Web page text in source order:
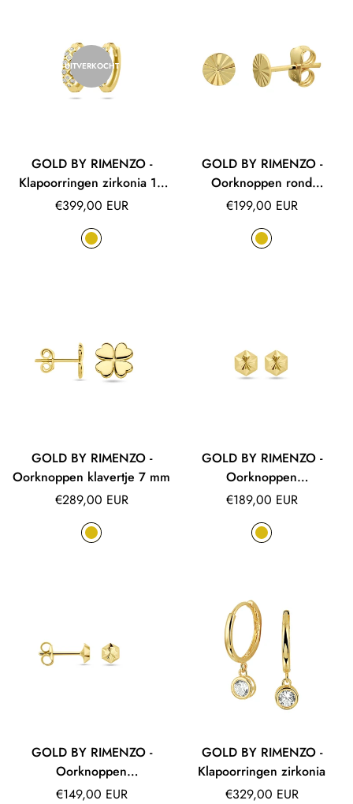
UITVERKOCHT
GOLD BY RIMENZO -
Klapoorringen zirkonia 14
mm
Normale
€399,00 EUR
GOLD BY RIMENZO -
Oorknoppen rond
gediamanteerd
Normale
€199,00 EUR
GOLD BY RIMENZO -
Oorknoppen klavertje 7 mm
Normale
€289,00 EUR
GOLD BY RIMENZO -
Oorknoppen
gediamanteerd
Normale
€189,00 EUR
GOLD BY RIMENZO -
Oorknoppen
gediamanteerd
Normale
€149,00 EUR
GOLD BY RIMENZO -
Klapoorringen zirkonia
Normale
€329,00 EUR